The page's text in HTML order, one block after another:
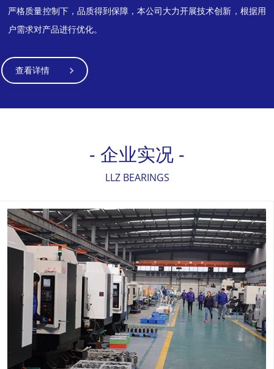
严格质量控制下，品质得到保障，本公司大力开展技术创新，根据用
户需求对产品进行优化。
查看详情
- 企业实况 -
LLZ BEARINGS